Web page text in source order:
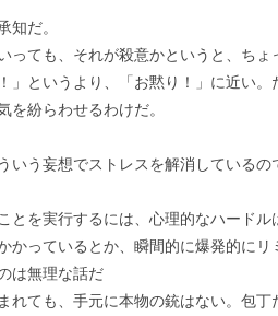
知だ。
っても、それが殺意かというと、ちょ
」というより、「お黙り！」に近い
を紛らわせるわけだ。
いう妄想でストレスを解消している
とを実行するには、心理的なハードル
かっているとか、瞬間的に爆発的に
は無理な話だ
れても、手元に本物の銃はない。包